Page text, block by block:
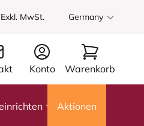
Exkl. MwSt. Germany
Konto Warenkorb
Aktionen